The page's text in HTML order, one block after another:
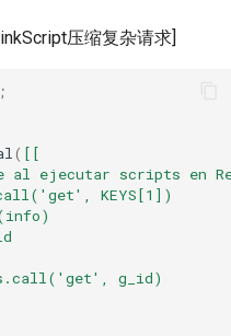
压缩复杂请求]
( [[
al ejecutar scripts en
KEYS[1])
g_id)